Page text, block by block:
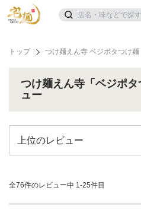
トップ つけ麺えん寺 ベジポタつけ麺
つけ麺えん寺「ベジポ
ュー
全76件のレビュー中 1-25件目